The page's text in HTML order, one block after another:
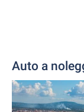
Auto a